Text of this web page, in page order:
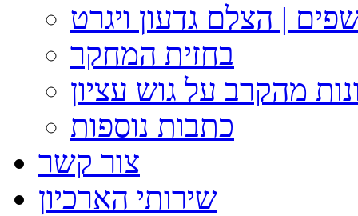
| הצלם גדעון ויגרט
בחזית המחקר
מהקרב על גוש עציון
כתבות נוספות
צור קשר
שירותי הארכיון